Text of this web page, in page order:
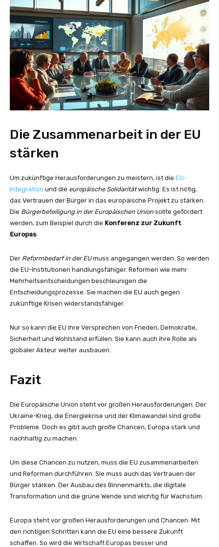
Die Zusammenarbeit in der EU
stärken
Um zukünftige Herausforderungen zu meistern, ist die EU-
Integration und die europäische Solidaritätwichtig. Es ist nötig,
das Vertrauen der Bürger in das europäische Projekt zu stärken.
Die Bürgerbeteiligung in der Europäischen Union sollte gefördert
werden, zum Beispiel durch die Konferenz zur Zukunft
Europas.
Der Reformbedarf in der EUmuss angegangen werden. So werden
die EU-Institutionen handlungsfähiger. Reformen wie mehr
Mehrheitsentscheidungen beschleunigen die
Entscheidungsprozesse. Sie machen die EU auch gegen
zukünftige Krisen widerstandsfähiger.
Nur so kann die EU ihre Versprechen von Frieden, Demokratie,
Sicherheit und Wohlstand erfüllen. Sie kann auch ihre Rolle als
globaler Akteur weiter ausbauen.
Fazit
Die Europäische Union steht vor großen Herausforderungen. Der
Ukraine-Krieg, die Energiekrise und der Klimawandel sind große
Probleme. Doch es gibt auch große Chancen, Europa stark und
nachhaltig zu machen.
Um diese Chancen zu nutzen, muss die EU zusammenarbeiten
und Reformen durchführen. Sie muss auch das Vertrauen der
Bürger stärken. Der Ausbau des Binnenmarkts, die digitale
Transformation und die grüne Wende sind wichtig für Wachstum.
Europa steht vor großen Herausforderungen und Chancen. Mit
den richtigen Schritten kann die EU eine bessere Zukunft
schaffen. So wird die Wirtschaft Europas besser und